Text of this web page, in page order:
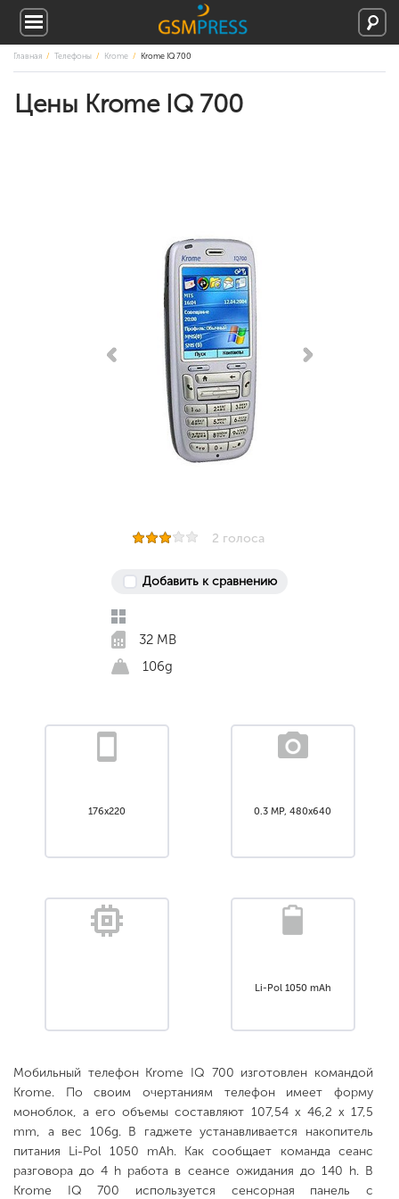
Главная Телефоны Krome Krome IQ 700
Цены Krome IQ 700
2 голоса
Добавить к сравнению
32 MB
106g
176x220 0.3 MP, 480x640
Li-Pol 1050 mAh
Мобильный телефон Krome IQ 700 изготовлен командой
Krome. По своим очертаниям телефон имеет форму
моноблок, а его объемы составляют 107,54 х 46,2 х 17,5
mm, а вес 106g. В гаджете устанавливается накопитель
питания Li-Pol 1050 mAh. Как сообщает команда сеанс
разговора до 4 h работа в сеансе ожидания до 140 h. В
Krome IQ 700 используется сенсорная панель с